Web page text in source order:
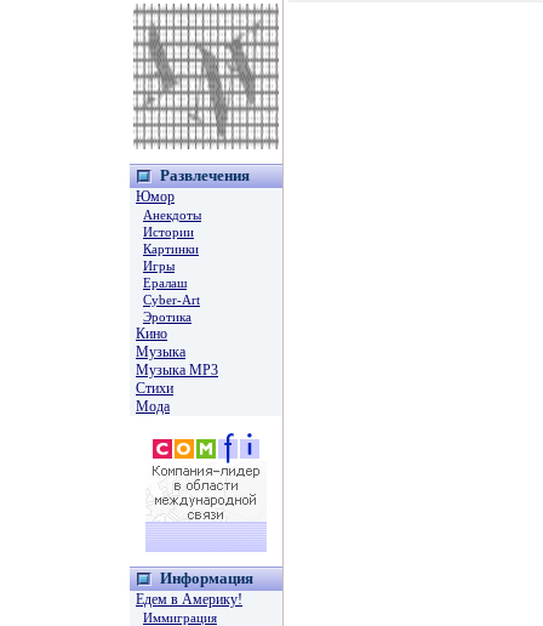
Развлечения
Юмор
Анекдоты
Истории
Картинки
Игры
Ералаш
Cyber-Art
Эротика
Кино
Музыка
Музыка MP3
Стихи
Мода
Информация
Едем в Америку!
Иммиграция